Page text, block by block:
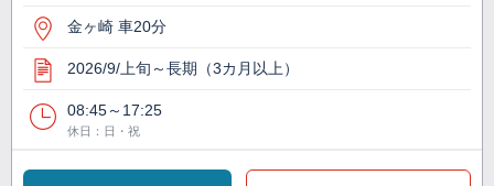
金ヶ崎 車20分
2026/9/上旬～長期（3カ月以上）
08:45～17:25
休日：日・祝